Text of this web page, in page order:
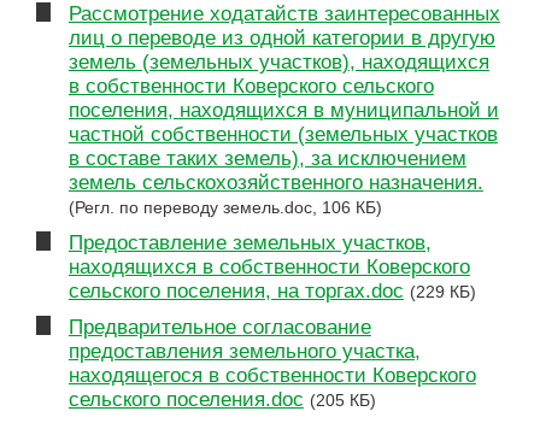
Рассмотрение ходатайств заинтересованных
лиц о переводе из одной категории в другую
земель (земельных участков), находящихся
в собственности Коверского сельского
поселения, находящихся в муниципальной и
частной собственности (земельных участков
в составе таких земель), за исключением
земель сельскохозяйственного назначения.
(Регл. по переводу земель.doc, 106 КБ)
Предоставление земельных участков,
находящихся в собственности Коверского
сельского поселения, на торгах.doc (229 КБ)
Предварительное согласование
предоставления земельного участка,
находящегося в собственности Коверского
сельского поселения.doc (205 КБ)